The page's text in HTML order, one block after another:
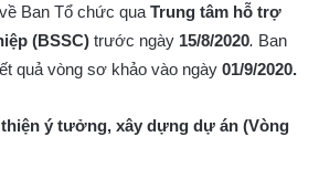
Ban Tổ chức qua Trung tâm hỗ trợ
(BSSC) trước ngày 15/8/2020. Ban
quả vòng sơ khảo vào ngày 01/9/2020.
ý tưởng, xây dựng dự án (Vòng